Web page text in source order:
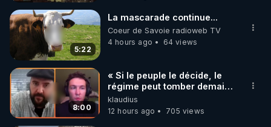
5:22
La mascarade continue...
Coeur de Savoie radioweb TV
4 hours ago
64 views
8:00
« Si le peuple le décide, le
régime peut tomber demain !
»
klaudius
12 hours ago
705 views